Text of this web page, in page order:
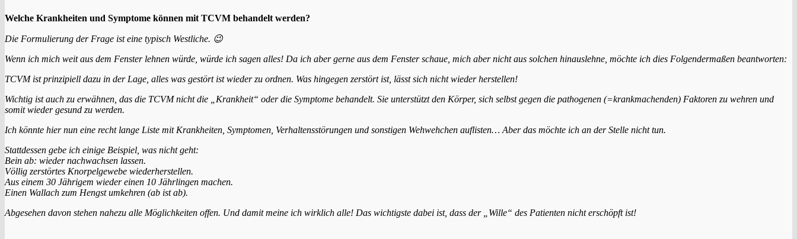
Welche Krankheiten und Symptome können mit TCVM behandelt werden?
Die Formulierung der Frage ist eine typisch Westliche. 😉
Wenn ich mich weit aus dem Fenster lehnen würde, würde ich sagen alles! Da ich aber gerne aus dem Fenster schaue, mich aber nicht aus solchen hinauslehne, möchte ich dies Folgendermaßen beantworten:
TCVM ist prinzipiell dazu in der Lage, alles was gestört ist wieder zu ordnen. Was hingegen zerstört ist, lässt sich nicht wieder herstellen!
Wichtig ist auch zu erwähnen, das die TCVM nicht die „Krankheit“ oder die Symptome behandelt. Sie unterstützt den Körper, sich selbst gegen die pathogenen (=krankmachenden) Faktoren zu wehren und
somit wieder gesund zu werden.
Ich könnte hier nun eine recht lange Liste mit Krankheiten, Symptomen, Verhaltensstörungen und sonstigen Wehwehchen auflisten… Aber das möchte ich an der Stelle nicht tun.
Stattdessen gebe ich einige Beispiel, was nicht geht:
Bein ab: wieder nachwachsen lassen.
Völlig zerstörtes Knorpelgewebe wiederherstellen.
Aus einem 30 Jährigem wieder einen 10 Jährlingen machen.
Einen Wallach zum Hengst umkehren (ab ist ab).
Abgesehen davon stehen nahezu alle Möglichkeiten offen. Und damit meine ich wirklich alle! Das wichtigste dabei ist, dass der „Wille“ des Patienten nicht erschöpft ist!